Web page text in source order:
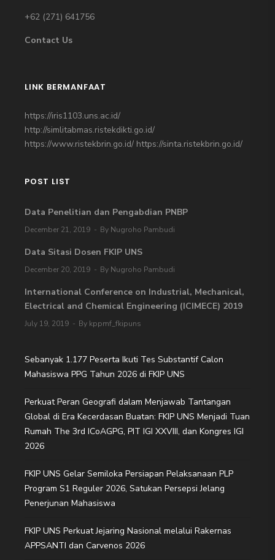
+62 (271) 641756
Contact Us
LINK BERMANFAAT
https://iris1103.uns.ac.id/
http://simlitabmas.ristekdikti.go.id/
https://www.ristekbrin.go.id/ https://sinta.ristekbrin.go.id/
POST LIST
Data Penelitian dan Pengabdian PNBP
December 21, 2019 By Nugroho Pambudi
Data Sitasi Dosen FKIP UNS
December 20, 2019 By Nugroho Pambudi
International Conference on Industrial, Mechanical,
Electrical and Chemical Engineering (ICIMECE) 2019
July 19, 2019 By kppmf_fkipuns
Sebanyak 1.177 Peserta Ikuti Tes Substantif Calon
Mahasiswa PPG Tahun 2026 di FKIP UNS
Perkuat Peran Geografi dalam Menjawab Tantangan
Global di Era Kecerdasan Buatan: FKIP UNS Menjadi Tuan
Rumah The 3rd ICoAGPG, PIT IGI XXVIII, dan Kongres IGI
2026
FKIP UNS Gelar Semiloka Persiapan Pelaksanaan PLP
Program S1 Reguler 2026, Satukan Persepsi Jelang
Penerjunan Mahasiswa
FKIP UNS Perkuat Jejaring Nasional melalui Rakernas
APPSANTI dan Carvenos 2026